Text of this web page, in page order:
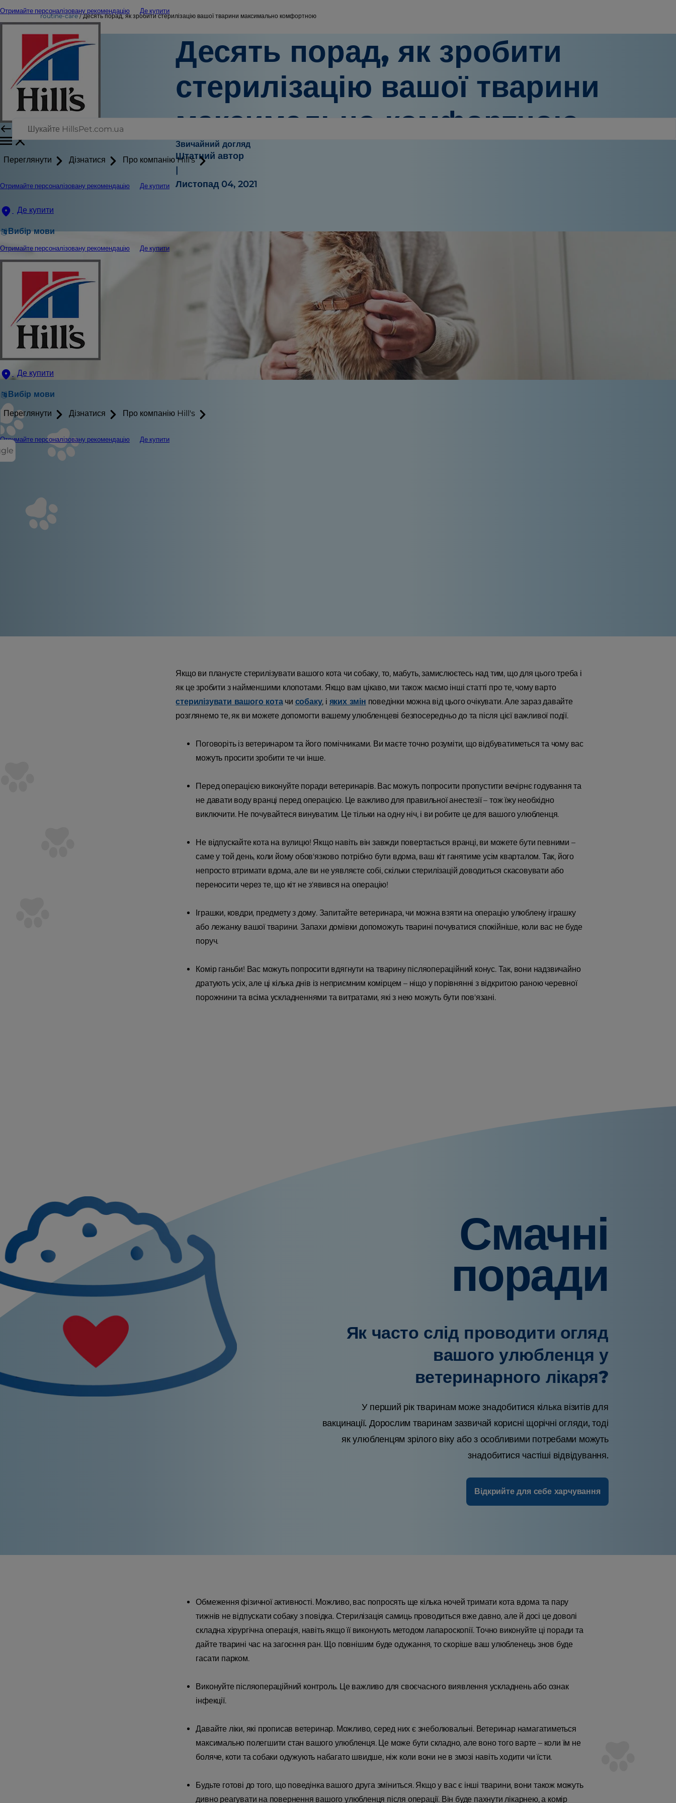
Отримайте персоналізовану рекомендацію Де купити
Переглянути Дізнатися Про компанію Hill's
Отримайте персоналізовану рекомендацію Де купити
Де купити
Вибір мови
Отримайте персоналізовану рекомендацію Де купити
Де купити
Вибір мови
Переглянути Дізнатися Про компанію Hill's
Отримайте персоналізовану рекомендацію Де купити
routine-care Десять порад, як зробити стерилізацію вашої тварини максимально комфортною
Десять порад, як зробити
стерилізацію вашої тварини
максимально комфортною
Звичайний догляд
Штатний автор
|
Листопад 04, 2021
Якщо ви плануєте стерилізувати вашого кота чи собаку, то, мабуть, замислюєтесь над тим, що для цього треба і
як це зробити з найменшими клопотами. Якщо вам цікаво, ми також маємо інші статті про те, чому варто
стерилізувати вашого котачи собаку, і яких змін поведінки можна від цього очікувати. Але зараз давайте
розглянемо те, як ви можете допомогти вашему улюбленцеві безпосередньо до та після цієї важливої події.
Поговоріть із ветеринаром та його помічниками. Ви маєте точно розуміти, що відбуватиметься та чому вас
можуть просити зробити те чи інше.
Перед операцією виконуйте поради ветеринарів. Вас можуть попросити пропустити вечірнє годування та
не давати воду вранці перед операцією. Це важливо для правильної анестезії – тож їжу необхідно
виключити. Не почувайтеся винуватим. Це тільки на одну ніч, і ви робите це для вашого улюбленця.
Не відпускайте кота на вулицю! Якщо навіть він завжди повертається вранці, ви можете бути певними –
саме у той день, коли йому обов'язково потрібно бути вдома, ваш кіт ганятиме усім кварталом. Так, його
непросто втримати вдома, але ви не уявляєте собі, скільки стерилізацій доводиться скасовувати або
переносити через те, що кіт не з'явився на операцію!
Іграшки, ковдри, предмету з дому. Запитайте ветеринара, чи можна взяти на операцію улюблену іграшку
або лежанку вашої тварини. Запахи домівки допоможуть тварині почуватися спокійніше, коли вас не буде
поруч.
Комір ганьби! Вас можуть попросити вдягнути на тварину післяопераційний конус. Так, вони надзвичайно
дратують усіх, але ці кілька днів із неприємним комірцем – ніщо у порівнянні з відкритою раною черевної
порожнини та всіма ускладненнями та витратами, які з нею можуть бути пов'язані.
Смачні
поради
Як часто слід проводити огляд
вашого улюбленця у
ветеринарного лікаря?
У перший рік тваринам може знадобитися кілька візитів для
вакцинації. Дорослим тваринам зазвичай корисні щорічні огляди, тоді
як улюбленцям зрілого віку або з особливими потребами можуть
знадобитися частіші відвідування.
Відкрийте для себе харчування
Обмеження фізичної активності. Можливо, вас попросять ще кілька ночей тримати кота вдома та пару
тижнів не відпускати собаку з повідка. Стерилізація самиць проводиться вже давно, але й досі це доволі
складна хірургічна операція, навіть якщо її виконують методом лапароскопії. Точно виконуйте ці поради та
дайте тварині час на загоєння ран. Що повнішим буде одужання, то скоріше ваш улюбленець знов буде
гасати парком.
Виконуйте післяопераційний контроль. Це важливо для своєчасного виявлення ускладнень або ознак
інфекції.
Давайте ліки, які прописав ветеринар. Можливо, серед них є знеболювальні. Ветеринар намагатиметься
максимально полегшити стан вашого улюбленця. Це може бути складно, але воно того варте – коли їм не
боляче, коти та собаки одужують набагато швидше, ніж коли вони не в змозі навіть ходити чи їсти.
Будьте готові до того, що поведінка вашого друга зміниться. Якщо у вас є інші тварини, вони також можуть
дивно реагувати на повернення вашого улюбленця після операції. Він буде пахнути лікарнею, а комір